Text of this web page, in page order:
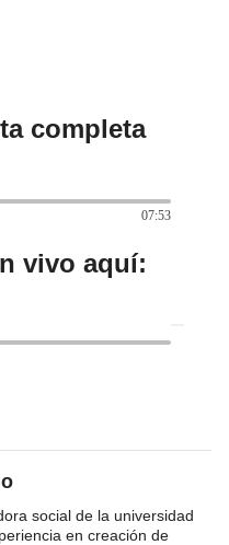
completa
07:53
vivo aquí:
social de la universidad
en creación de